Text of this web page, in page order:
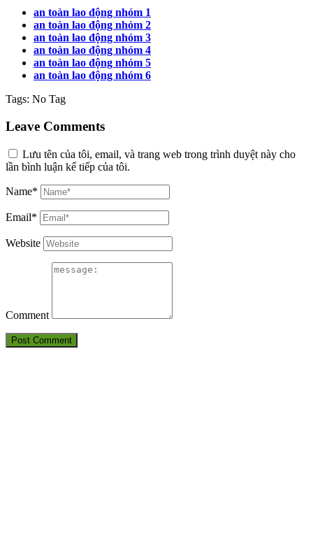
an toàn lao động nhóm 1
an toàn lao động nhóm 2
an toàn lao động nhóm 3
an toàn lao động nhóm 4
an toàn lao động nhóm 5
an toàn lao động nhóm 6
Tags: No Tag
Leave Comments
Lưu tên của tôi, email, và trang web trong trình duyệt này cho
lần bình luận kế tiếp của tôi.
Name*
Email*
Website
Comment